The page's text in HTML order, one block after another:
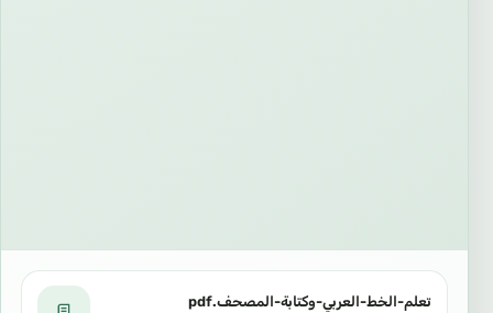
تعلم-الخط-العربي-وكتابة-المصحف.pdf